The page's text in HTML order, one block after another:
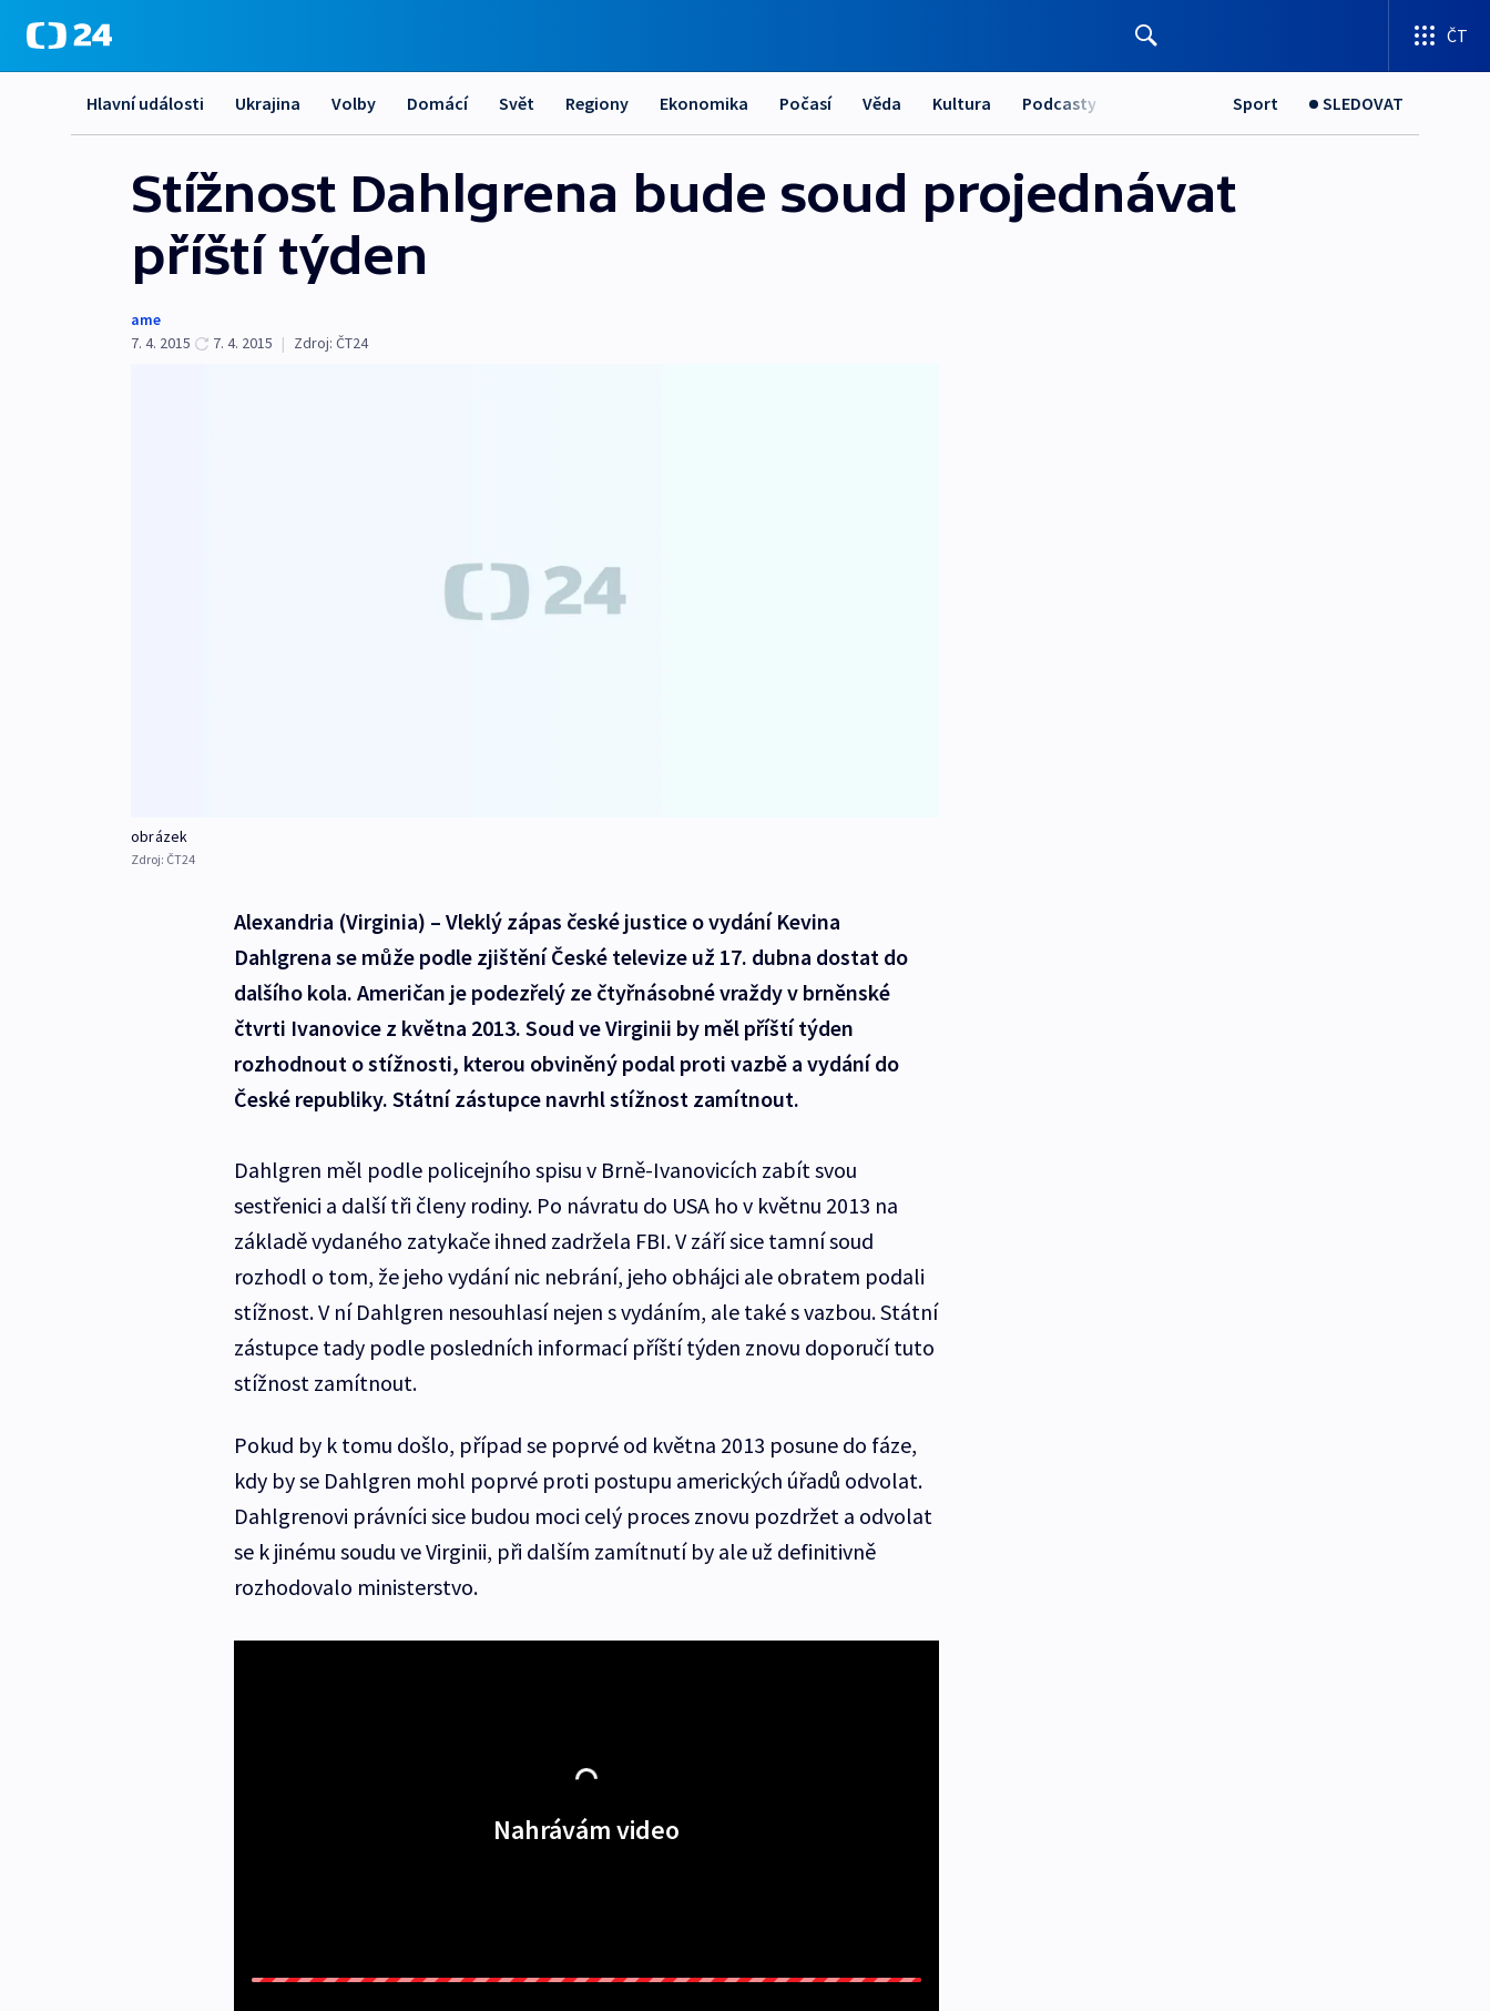
ČT
Hlavní události Ukrajina Volby Domácí Svět Regiony Ekonomika Počasí Věda Kultura Podcasty Sport SLEDOVAT
Stížnost Dahlgrena bude soud projednávat
příští týden
ame
7. 4. 2015
7. 4. 2015 | Zdroj: ČT24
obrázek
Zdroj: ČT24
Alexandria (Virginia) – Vleklý zápas české justice o vydání Kevina
Dahlgrena se může podle zjištění České televize už 17. dubna dostat do
dalšího kola. Američan je podezřelý ze čtyřnásobné vraždy v brněnské
čtvrti Ivanovice z května 2013. Soud ve Virginii by měl příští týden
rozhodnout o stížnosti, kterou obviněný podal proti vazbě a vydání do
České republiky. Státní zástupce navrhl stížnost zamítnout.
Dahlgren měl podle policejního spisu v Brně-Ivanovicích zabít svou
sestřenici a další tři členy rodiny. Po návratu do USA ho v květnu 2013 na
základě vydaného zatykače ihned zadržela FBI. V září sice tamní soud
rozhodl o tom, že jeho vydání nic nebrání, jeho obhájci ale obratem podali
stížnost. V ní Dahlgren nesouhlasí nejen s vydáním, ale také s vazbou. Státní
zástupce tady podle posledních informací příští týden znovu doporučí tuto
stížnost zamítnout.
Pokud by k tomu došlo, případ se poprvé od května 2013 posune do fáze,
kdy by se Dahlgren mohl poprvé proti postupu amerických úřadů odvolat.
Dahlgrenovi právníci sice budou moci celý proces znovu pozdržet a odvolat
se k jinému soudu ve Virginii, při dalším zamítnutí by ale už definitivně
rozhodovalo ministerstvo.
Nahrávám video